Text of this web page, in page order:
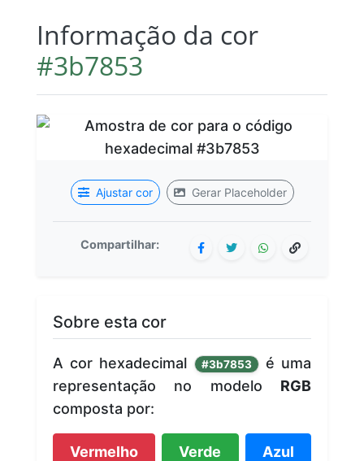
Informação da cor
#3b7853
Ajustar cor Gerar Placeholder
Compartilhar:
Sobre esta cor
A cor hexadecimal #3b7853
é uma
representação no modelo RGB
composta por:
Vermelho Verde Azul